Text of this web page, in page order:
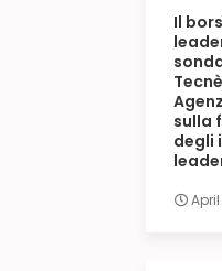
Il
sulla
degli
April